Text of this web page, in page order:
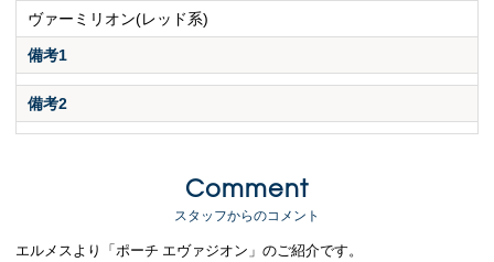
ヴァーミリオン(レッド系)
備考1
備考2
Comment
スタッフからのコメント
エルメスより「ポーチ エヴァジオン」のご紹介です。